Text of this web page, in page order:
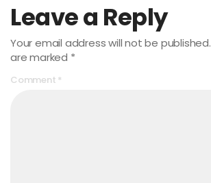
Leave a Reply
Your email address will not be published.
are marked *
Comment *